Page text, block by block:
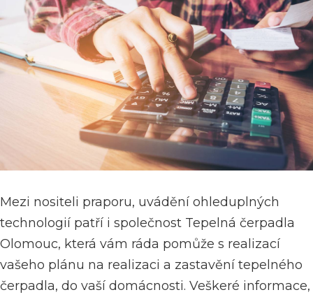
Mezi nositeli praporu, uvádění ohleduplných
technologií patří i společnost Tepelná čerpadla
Olomouc, která vám ráda pomůže s realizací
vašeho plánu na realizaci a zastavění tepelného
čerpadla, do vaší domácnosti. Veškeré informace,